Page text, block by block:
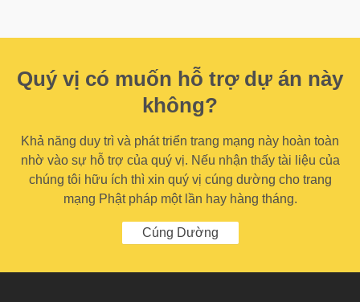
Quý vị có muốn hỗ trợ dự án này
không?
Khả năng duy trì và phát triển trang mạng này hoàn toàn
nhờ vào sự hỗ trợ của quý vị. Nếu nhận thấy tài liệu của
chúng tôi hữu ích thì xin quý vị cúng dường cho trang
mạng Phật pháp một lần hay hàng tháng.
Cúng Dường